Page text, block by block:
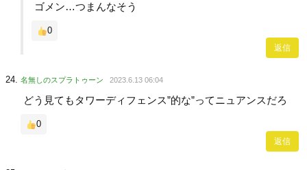
ゴメン…つまんなそう
0
返信
名無しのスプラトゥーン 2023.6.13 06:04
どう見てもタワーディフェンス”的な”ってニュアンスだろ
0
返信